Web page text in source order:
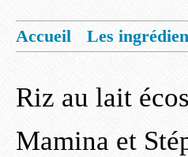
Accueil
Les
Riz au lait
Mamina et